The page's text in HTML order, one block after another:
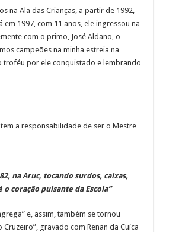
na Ala das Crianças, a partir de 1992,
em 1997, com 11 anos, ele ingressou na
com o primo, José Aldano, o
campeões na minha estreia na
troféu por ele conquistado e lembrando
a responsabilidade de ser o Mestre
na Aruc, tocando surdos, caixas,
coração pulsante da Escola”
e, assim, também se tornou
gravado com Renan da Cuíca